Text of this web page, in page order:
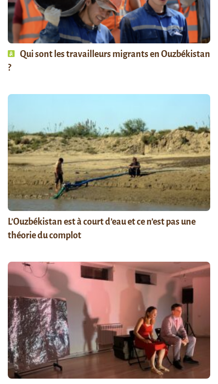
Qui sont les travailleurs migrants en Ouzbékistan
?
L’Ouzbékistan est à court d’eau et ce n’est pas une
théorie du complot